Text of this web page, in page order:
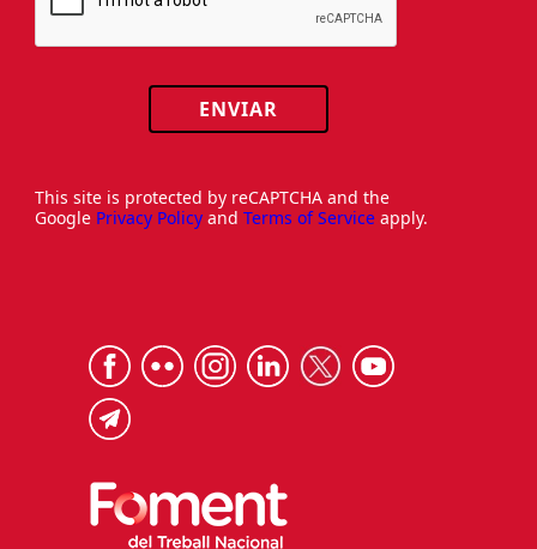
ENVIAR
This site is protected by reCAPTCHA and the
Google Privacy Policy and Terms of Service apply.